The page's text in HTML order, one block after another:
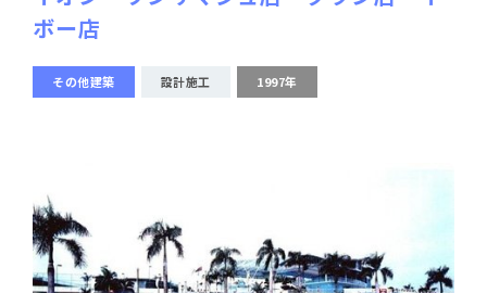
ボー店
その他建築 設計施工 1997年